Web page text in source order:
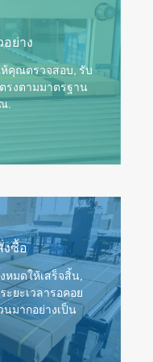
ย่าง
ห้คุณตรวจสอบ, รับ
งตามมาตรฐาน
.
งซื้อ
หมดให้เสร็จสิ้น,
ยะเวลารอคอย
มากอย่างเป็น